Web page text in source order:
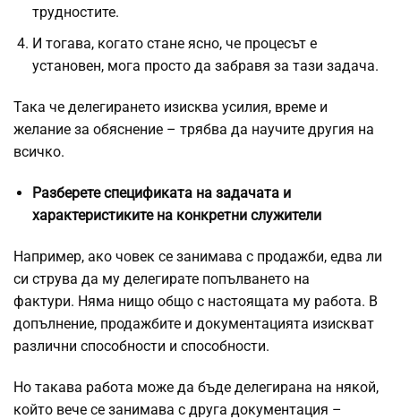
трудностите.
И тогава, когато стане ясно, че процесът е
установен, мога просто да забравя за тази задача.
Така че делегирането изисква усилия, време и
желание за обяснение – трябва да научите другия на
всичко.
Разберете спецификата на задачата и
характеристиките на конкретни служители
Например, ако човек се занимава с продажби, едва ли
си струва да му делегирате попълването на
фактури. Няма нищо общо с настоящата му работа. В
допълнение, продажбите и документацията изискват
различни способности и способности.
Но такава работа може да бъде делегирана на някой,
който вече се занимава с друга документация –